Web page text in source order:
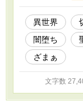
異世界
闇堕ち
ざまぁ
文字数